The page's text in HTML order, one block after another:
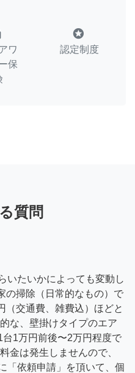
ワ
保
stars
認定制度
質問
いたいかによっても変動し
の掃除（日常的なもの）で
（交通費、雑費込）ほどと
な、壁掛けタイプのエア
1万円前後〜2万円程度で
金は発生しませんので、
「依頼申請」を頂いて、個